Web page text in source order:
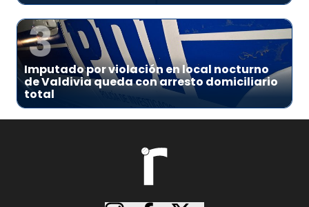
3
Imputado por violación en local nocturno
de Valdivia queda con arresto domiciliario
total